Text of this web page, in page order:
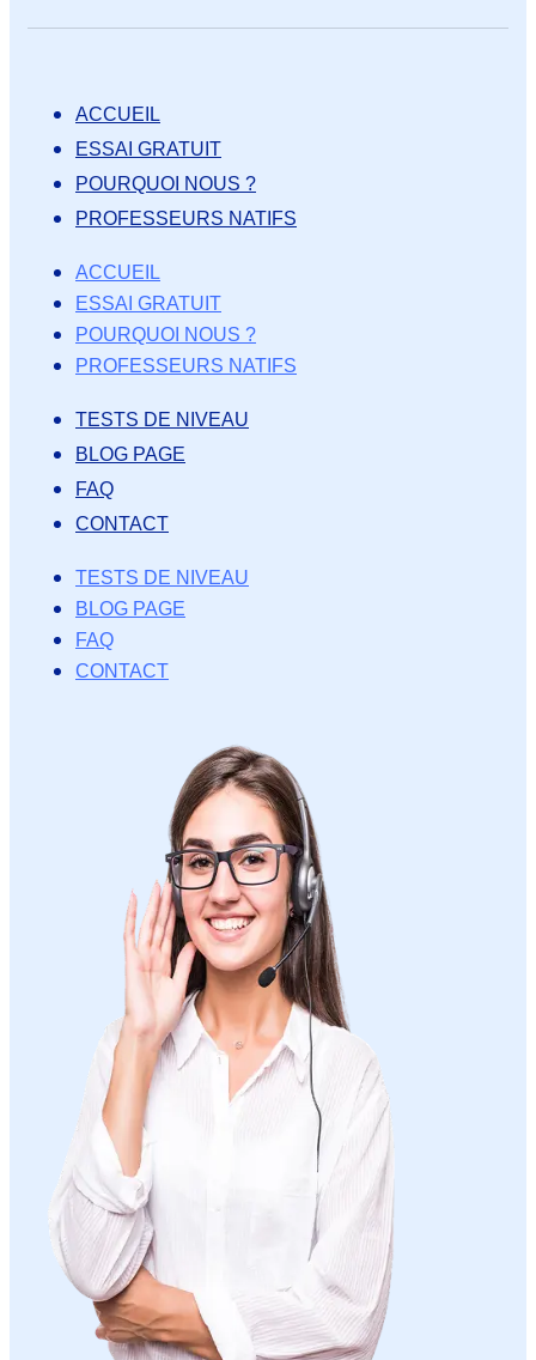
ACCUEIL
ESSAI GRATUIT
POURQUOI NOUS ?
PROFESSEURS NATIFS
ACCUEIL
ESSAI GRATUIT
POURQUOI NOUS ?
PROFESSEURS NATIFS
TESTS DE NIVEAU
BLOG PAGE
FAQ
CONTACT
TESTS DE NIVEAU
BLOG PAGE
FAQ
CONTACT